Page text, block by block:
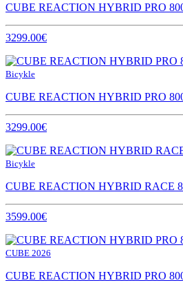
CUBE REACTION HYBRID PRO
3299.00€
Bicykle
CUBE REACTION HYBRID PRO
3299.00€
Bicykle
CUBE REACTION HYBRID RACE
3599.00€
CUBE 2026
CUBE REACTION HYBRID PRO